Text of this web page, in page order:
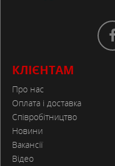
КЛІЄНТАМ
Про нас
Оплата і доставка
Співробітництво
Новини
Вакансії
Відео